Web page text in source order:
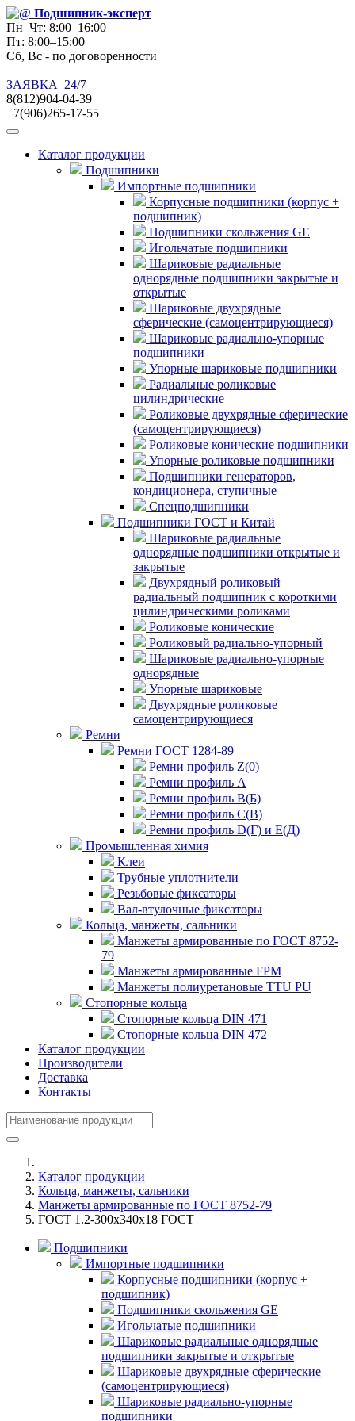
Подшипник-эксперт
Пн–Чт: 8:00–16:00
Пт: 8:00–15:00
Сб, Вс - по договоренности
ЗАЯВКА
24/7
8(812)904-04-39
+7(906)265-17-55
Каталог продукции
Подшипники
Импортные подшипники
Корпусные подшипники (корпус +
подшипник)
Подшипники скольжения GE
Игольчатые подшипники
Шариковые радиальные
однорядные подшипники закрытые и
открытые
Шариковые двухрядные
сферические (самоцентрирующиеся)
Шариковые радиально-упорные
подшипники
Упорные шариковые подшипники
Радиальные роликовые
цилиндрические
Роликовые двухрядные сферические
(самоцентрирующиеся)
Роликовые конические подшипники
Упорные роликовые подшипники
Подшипники генераторов,
кондиционера, ступичные
Спецподшипники
Подшипники ГОСТ и Китай
Шариковые радиальные
однорядные подшипники открытые и
закрытые
Двухрядный роликовый
радиальный подшипник с короткими
цилиндрическими роликами
Роликовые конические
Роликовый радиально-упорный
Шариковые радиально-упорные
однорядные
Упорные шариковые
Двухрядные роликовые
самоцентрирующиеся
Ремни
Ремни ГОСТ 1284-89
Ремни профиль Z(0)
Ремни профиль А
Ремни профиль В(Б)
Ремни профиль С(В)
Ремни профиль D(Г) и E(Д)
Промышленная химия
Клеи
Трубные уплотнители
Резьбовые фиксаторы
Вал-втулочные фиксаторы
Кольца, манжеты, сальники
Манжеты армированные по ГОСТ 8752-
79
Манжеты армированные FPM
Манжеты полиуретановые TTU PU
Стопорные кольца
Стопорные кольца DIN 471
Стопорные кольца DIN 472
Каталог продукции
Производители
Доставка
Контакты
Каталог продукции
Кольца, манжеты, сальники
Манжеты армированные по ГОСТ 8752-79
ГОСТ 1.2-300x340x18 ГОСТ
Подшипники
Импортные подшипники
Корпусные подшипники (корпус +
подшипник)
Подшипники скольжения GE
Игольчатые подшипники
Шариковые радиальные однорядные
подшипники закрытые и открытые
Шариковые двухрядные сферические
(самоцентрирующиеся)
Шариковые радиально-упорные
подшипники